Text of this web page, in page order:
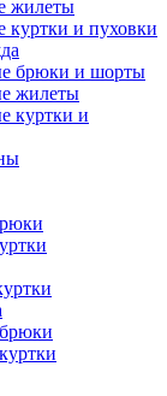
жилеты
куртки и пуховки
брюки и шорты
жилеты
куртки и